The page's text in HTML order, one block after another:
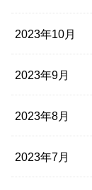
2023年10月
2023年9月
2023年8月
2023年7月